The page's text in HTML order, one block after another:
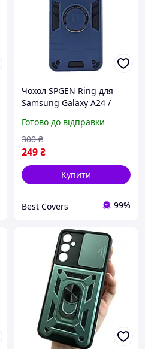
Чохол SPGEN Ring для
Samsung Galaxy A24 /
бампер із підставкою
кільцем синій
Готово до відправки
249₴
300 ₴
Купити
Best Covers 99%